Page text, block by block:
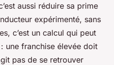
aussi réduire sa prime
expérimenté, sans
c’est un calcul qui peut
une franchise élevée doit
pas de se retrouver